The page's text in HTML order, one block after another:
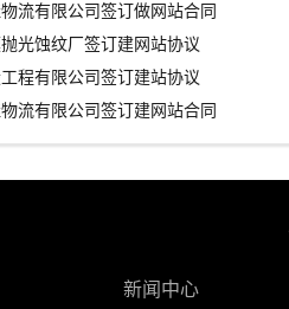
流有限公司签订做网站合同
光蚀纹厂签订建网站协议
程有限公司签订建站协议
流有限公司签订建网站合同
新闻中心